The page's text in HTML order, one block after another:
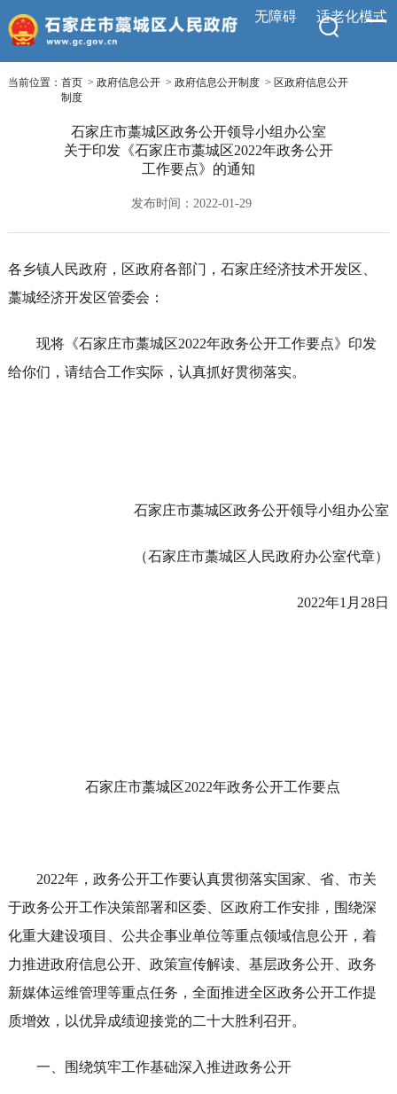
无障碍 适老化模式
当前位置： 首页> 政府信息公开> 政府信息公开制度> 区政府信息公开
制度
石家庄市藁城区政务公开领导小组办公室
关于印发《石家庄市藁城区2022年政务公开
工作要点》的通知
发布时间：2022-01-29
各乡镇人民政府，区政府各部门，石家庄经济技术开发区、
藁城经济开发区管委会：
现将《石家庄市藁城区2022年政务公开工作要点》印发
给你们，请结合工作实际，认真抓好贯彻落实。
石家庄市藁城区政务公开领导小组办公室
（石家庄市藁城区人民政府办公室代章）
2022年1月28日
石家庄市藁城区2022年政务公开工作要点
2022年，政务公开工作要认真贯彻落实国家、省、市关
于政务公开工作决策部署和区委、区政府工作安排，围绕深
化重大建设项目、公共企事业单位等重点领域信息公开，着
力推进政府信息公开、政策宣传解读、基层政务公开、政务
新媒体运维管理等重点任务，全面推进全区政务公开工作提
质增效，以优异成绩迎接党的二十大胜利召开。
一、围绕筑牢工作基础深入推进政务公开